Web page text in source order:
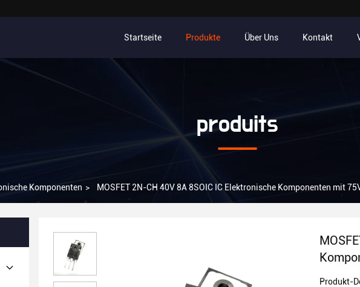
Startseite Produkte Über Uns Kontakt
produits
Komponenten > MOSFET 2N-CH 40V 8A 8SOIC IC Elektronische Komponenten mit
Produkt-